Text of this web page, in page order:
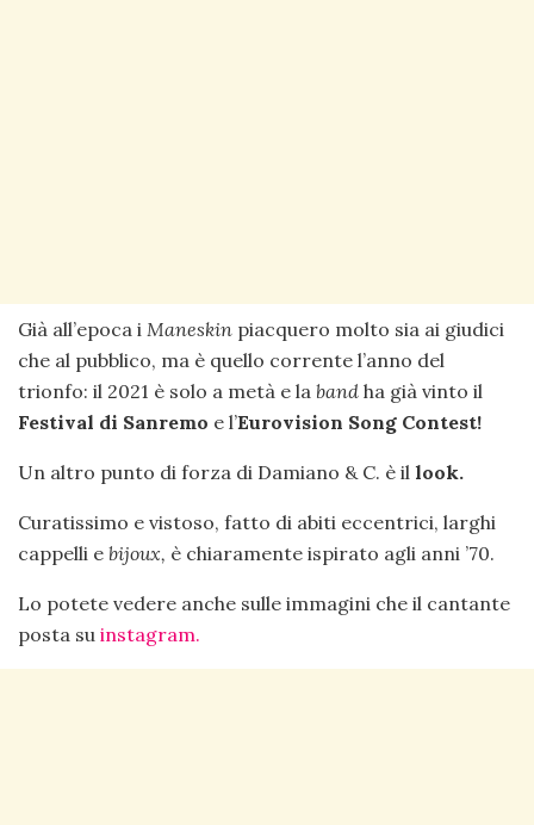
Già all’epoca i Maneskin piacquero molto sia ai giudici
che al pubblico, ma è quello corrente l’anno del
trionfo: il 2021 è solo a metà e la band ha già vinto il
Festival di Sanremo e l’Eurovision Song Contest!
Un altro punto di forza di Damiano & C. è il look.
Curatissimo e vistoso, fatto di abiti eccentrici, larghi
cappelli e bijoux, è chiaramente ispirato agli anni ’70.
Lo potete vedere anche sulle immagini che il cantante
posta su instagram.